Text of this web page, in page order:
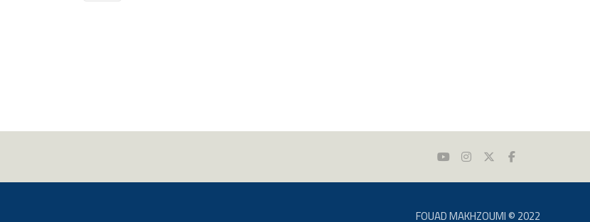
FOUAD MAKHZOUMI © 2022